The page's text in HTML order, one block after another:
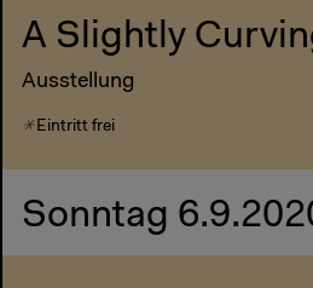
A Slightly
Ausstellung
Eintritt frei
Sonntag